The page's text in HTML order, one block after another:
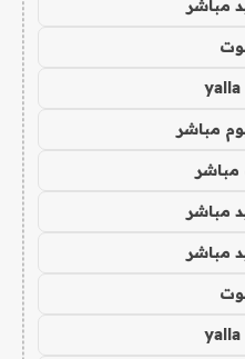
مباشر
مباشر
مباشر
مباشر
مباشر